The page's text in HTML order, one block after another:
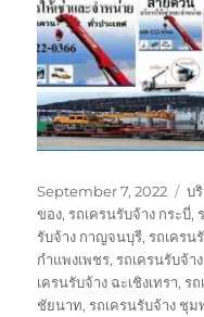
Posted
on
September 7, 2022 บ
ของ,รถเครนรับจ้าง กระบี่,
รับจ้าง กาญจนบุรี,รถเครน
กำแพงเพชร,รถเครนรับจ้า
เครนรับจ้าง ฉะเชิงเทรา,รถ
ชัยนาท,รถเครนรับจ้าง ชุม